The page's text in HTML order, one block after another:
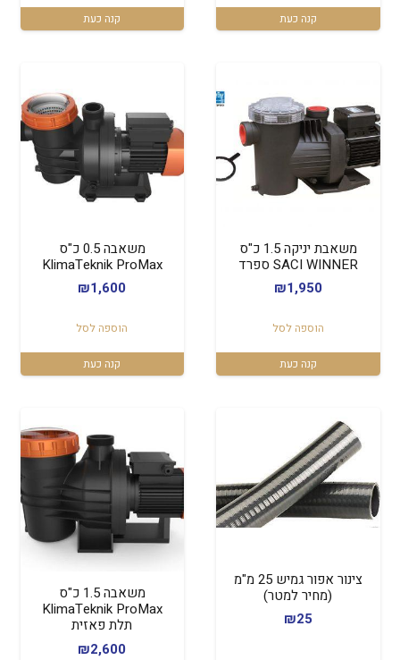
קנה כעת
₪120.
₪100.
קנה כעת
משאבת יניקה 1.5 כ"ס
SACI WINNER ספרד
₪1,950
הוספה לסל
קנה כעת
משאבה 0.5 כ"ס
KlimaTeknik ProMax
₪1,600
הוספה לסל
קנה כעת
צינור אפור גמיש 25 מ"מ
(מחיר למטר)
₪25
משאבה 1.5 כ"ס
KlimaTeknik ProMax
תלת פאזית
₪2,600